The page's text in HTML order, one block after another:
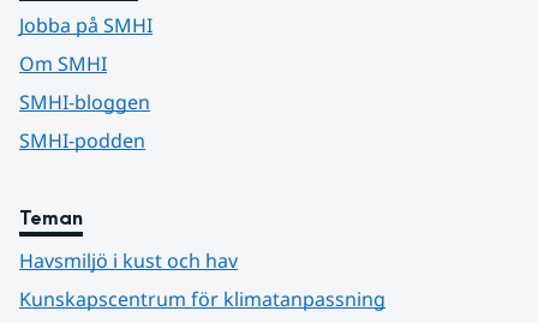
Jobba på SMHI
Om SMHI
SMHI-bloggen
SMHI-podden
Teman
Havsmiljö i kust och hav
Kunskapscentrum för klimatanpassning